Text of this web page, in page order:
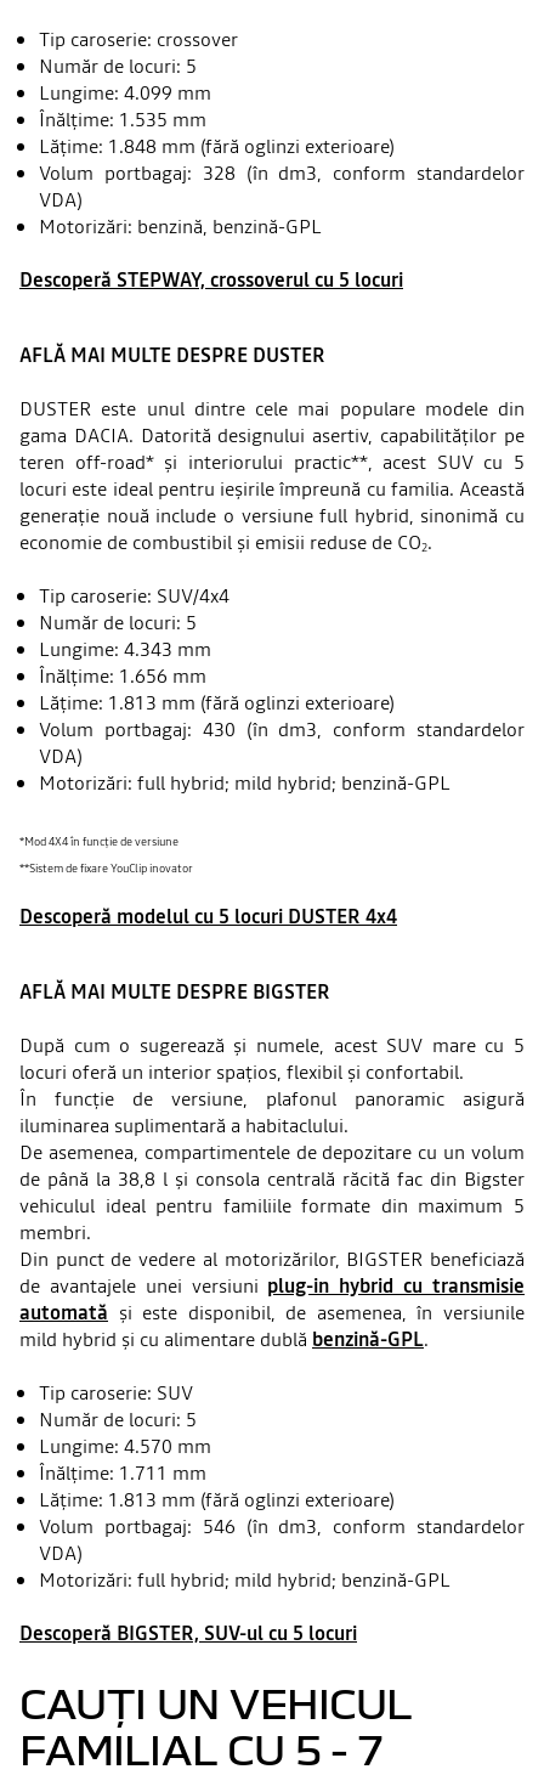
Tip caroserie: crossover
Număr de locuri: 5
Lungime: 4.099 mm
Înălțime: 1.535 mm
Lățime: 1.848 mm (fără oglinzi exterioare)
Volum portbagaj: 328 (în dm3, conform standardelor
VDA)
Motorizări: benzină, benzină-GPL
Descoperă STEPWAY, crossoverul cu 5 locuri
AFLĂ MAI MULTE DESPRE DUSTER
DUSTER este unul dintre cele mai populare modele din
gama DACIA. Datorită designului asertiv, capabilităților pe
teren off-road* și interiorului practic**, acest SUV cu 5
locuri este ideal pentru ieșirile împreună cu familia. Această
generație nouă include o versiune full hybrid, sinonimă cu
economie de combustibil și emisii reduse de CO2.
Tip caroserie: SUV/4x4
Număr de locuri: 5
Lungime: 4.343 mm
Înălțime: 1.656 mm
Lățime: 1.813 mm (fără oglinzi exterioare)
Volum portbagaj: 430 (în dm3, conform standardelor
VDA)
Motorizări: full hybrid; mild hybrid; benzină-GPL
*Mod 4X4 în funcție de versiune
**Sistem de fixare YouClip inovator
Descoperă modelul cu 5 locuri DUSTER 4x4
AFLĂ MAI MULTE DESPRE BIGSTER
După cum o sugerează și numele, acest SUV mare cu 5
locuri oferă un interior spațios, flexibil și confortabil.
În funcție de versiune, plafonul panoramic asigură
iluminarea suplimentară a habitaclului.
De asemenea, compartimentele de depozitare cu un volum
de până la 38,8 l și consola centrală răcită fac din Bigster
vehiculul ideal pentru familiile formate din maximum 5
membri.
Din punct de vedere al motorizărilor, BIGSTER beneficiază
de avantajele unei versiuni plug-in hybrid cu transmisie
automată și este disponibil, de asemenea, în versiunile
mild hybrid și cu alimentare dublă benzină-GPL.
Tip caroserie: SUV
Număr de locuri: 5
Lungime: 4.570 mm
Înălțime: 1.711 mm
Lățime: 1.813 mm (fără oglinzi exterioare)
Volum portbagaj: 546 (în dm3, conform standardelor
VDA)
Motorizări: full hybrid; mild hybrid; benzină-GPL
Descoperă BIGSTER, SUV-ul cu 5 locuri
CAUȚI UN VEHICUL
FAMILIAL CU 5 - 7